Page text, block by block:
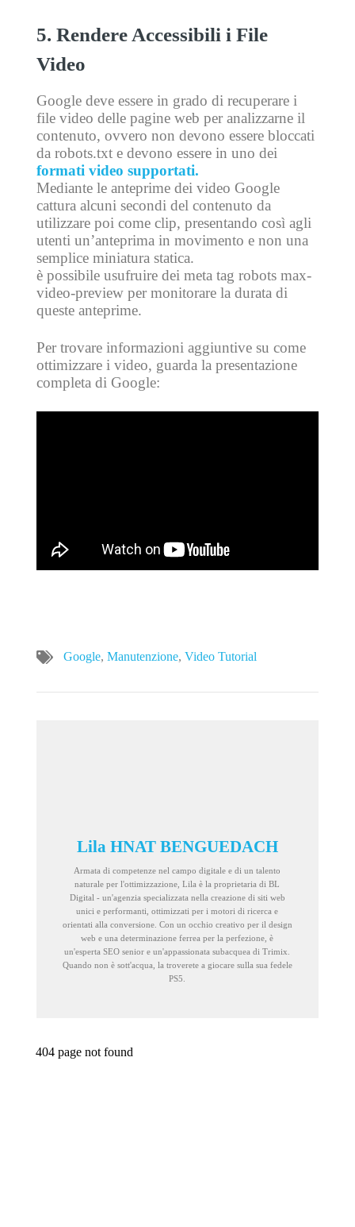
5. Rendere Accessibili i File
Video
Google deve essere in grado di recuperare i
file video delle pagine web per analizzarne il
contenuto, ovvero non devono essere bloccati
da robots.txt e devono essere in uno dei
formativideo supportati.
Mediante le anteprime dei video Google
cattura alcuni secondi del contenuto da
utilizzare poi come clip, presentando così agli
utenti un’anteprima in movimento e non una
semplice miniatura statica.
è possibile usufruire dei meta tag robots max-
video-preview per monitorare la durata di
queste anteprime.
Per trovare informazioni aggiuntive su come
ottimizzare i video, guarda la presentazione
completa di Google:
Google,Manutenzione,Video Tutorial
Lila HNAT BENGUEDACH
Armata di competenze nel campo digitale e di un talento
naturale per l'ottimizzazione, Lila è la proprietaria di BL
Digital - un'agenzia specializzata nella creazione di siti web
unici e performanti, ottimizzati per i motori di ricerca e
orientati alla conversione. Con un occhio creativo per il design
web e una determinazione ferrea per la perfezione, è
un'esperta SEO senior e un'appassionata subacquea di Trimix.
Quando non è sott'acqua, la troverete a giocare sulla sua fedele
PS5.